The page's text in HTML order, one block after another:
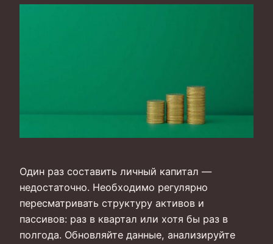
Один раз составить личный капитал —
недостаточно. Необходимо регулярно
пересматривать структуру активов и
пассивов: раз в квартал или хотя бы раз в
полгода. Обновляйте данные, анализируйте